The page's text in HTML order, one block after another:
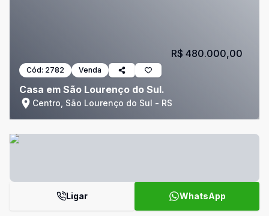
Cód: 2782 Venda
Casa em São Lourenço do Sul.
Centro, São Lourenço do Sul - RS
R$ 480.000,00
Ligar WhatsApp